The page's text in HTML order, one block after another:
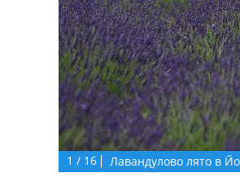
1 / 16 Лавандулово лято в